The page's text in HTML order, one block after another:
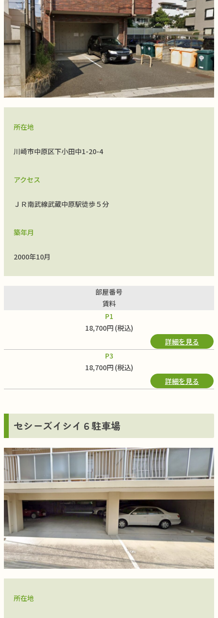
所在地
川崎市中原区下小田中1-20-4
アクセス
ＪＲ南武線武蔵中原駅徒歩５分
築年月
2000年10月
部屋番号
賃料
P1
18,700円 (税込)
詳細を見る
P3
18,700円 (税込)
詳細を見る
セシーズイシイ６駐車場
所在地